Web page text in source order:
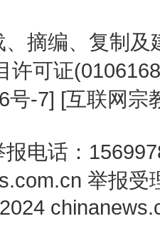
摘编、复制
许可证
号-7] [互联网宗
电话：
举报受